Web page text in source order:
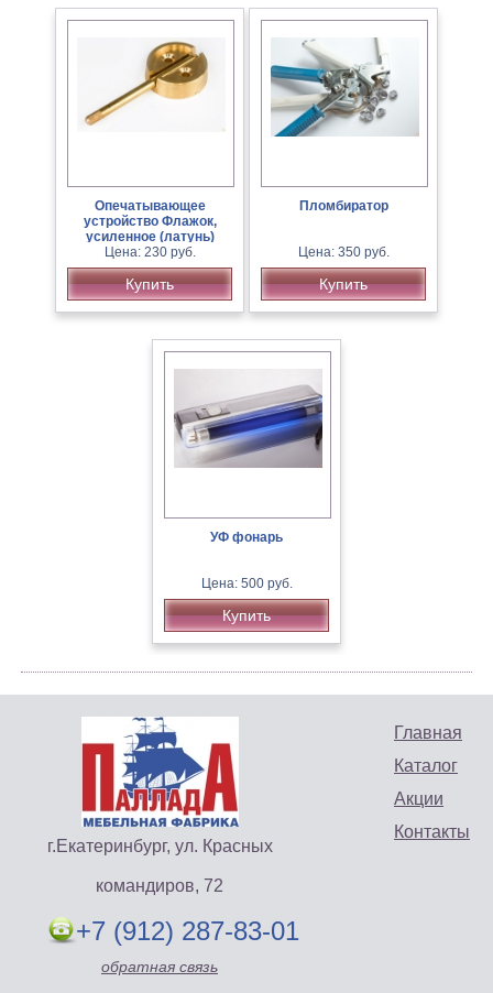
Опечатывающее
устройство Флажок,
усиленное (латунь)
Цена: 230 руб.
Купить
Пломбиратор
Цена: 350 руб.
Купить
УФ фонарь
Цена: 500 руб.
Купить
Главная
Каталог
Акции
Контакты
г.Екатеринбург, ул. Красных
командиров, 72
+7 (912) 287-83-01
обратная связь